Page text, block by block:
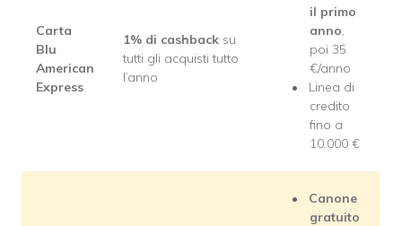
Carta
Blu
American
Express
1% di cashback su
tutti gli acquisti tutto
l’anno
il primo
anno,
poi 35
€/anno
Linea di
credito
fino a
10.000 €
Canone
gratuito